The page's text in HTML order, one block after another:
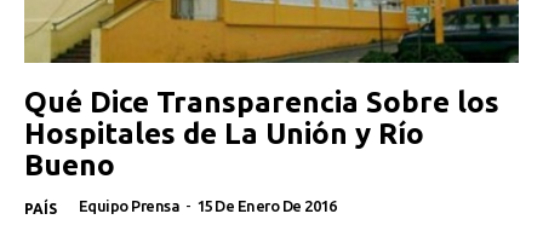
Qué Dice Transparencia Sobre los
Hospitales de La Unión y Río
Bueno
PAÍS Equipo Prensa - 15 De Enero De 2016